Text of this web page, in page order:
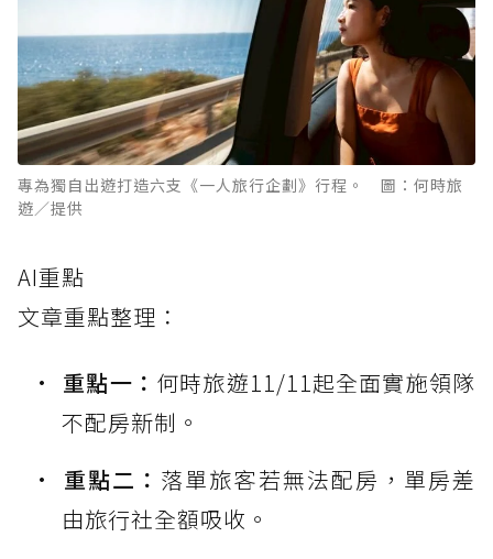
專為獨自出遊打造六支《一人旅行企劃》行程。 圖：何時旅
遊／提供
AI重點
文章重點整理：
重點一： 何時旅遊11/11起全面實施領隊
不配房新制。
重點二： 落單旅客若無法配房，單房差
由旅行社全額吸收。